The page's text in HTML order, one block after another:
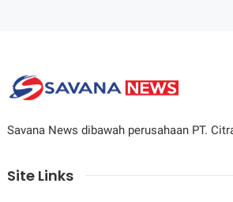
Savana News dibawah perusahaan PT.
Site Links